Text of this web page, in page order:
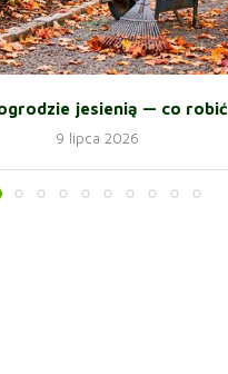
jesienią — co
9 lipca 2026